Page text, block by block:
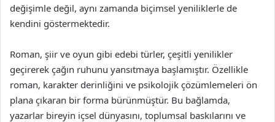
değişimle değil, aynı zamanda biçimsel yeniliklerle de
kendini göstermektedir.
Roman, şiir ve oyun gibi edebi türler, çeşitli yenilikler
geçirerek çağın ruhunu yansıtmaya başlamıştır. Özellikle
roman, karakter derinliğini ve psikolojik çözümlemeleri ön
plana çıkaran bir forma bürünmüştür. Bu bağlamda,
yazarlar bireyin içsel dünyasını, toplumsal baskılarını ve